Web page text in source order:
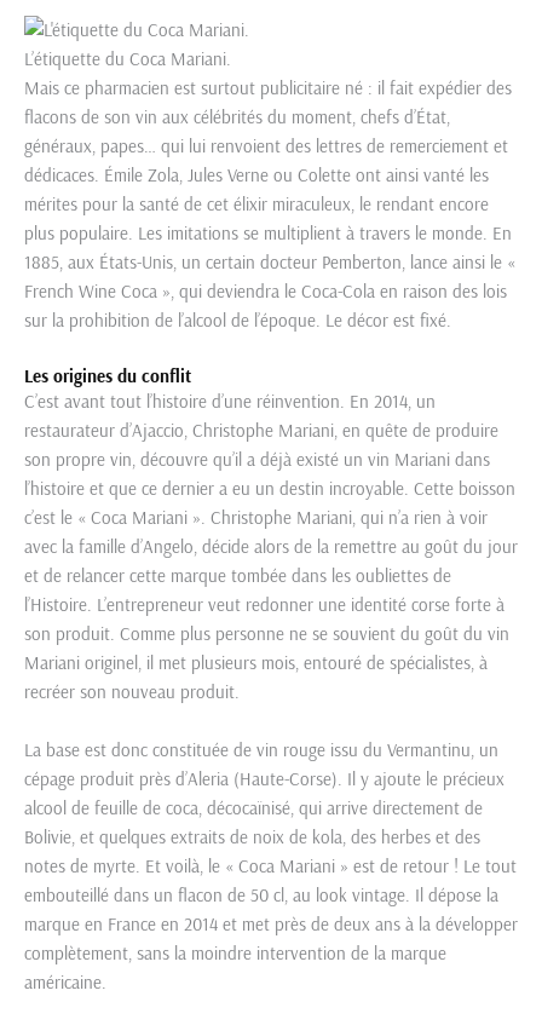
L’étiquette du Coca Mariani.
Mais ce pharmacien est surtout publicitaire né : il fait expédier des
flacons de son vin aux célébrités du moment, chefs d’État,
généraux, papes… qui lui renvoient des lettres de remerciement et
dédicaces. Émile Zola, Jules Verne ou Colette ont ainsi vanté les
mérites pour la santé de cet élixir miraculeux, le rendant encore
plus populaire. Les imitations se multiplient à travers le monde. En
1885, aux États-Unis, un certain docteur Pemberton, lance ainsi le «
French Wine Coca », qui deviendra le Coca-Cola en raison des lois
sur la prohibition de l’alcool de l’époque. Le décor est fixé.
Les origines du conflit
C’est avant tout l’histoire d’une réinvention. En 2014, un
restaurateur d’Ajaccio, Christophe Mariani, en quête de produire
son propre vin, découvre qu’il a déjà existé un vin Mariani dans
l’histoire et que ce dernier a eu un destin incroyable. Cette boisson
c’est le « Coca Mariani ». Christophe Mariani, qui n’a rien à voir
avec la famille d’Angelo, décide alors de la remettre au goût du jour
et de relancer cette marque tombée dans les oubliettes de
l’Histoire. L’entrepreneur veut redonner une identité corse forte à
son produit. Comme plus personne ne se souvient du goût du vin
Mariani originel, il met plusieurs mois, entouré de spécialistes, à
recréer son nouveau produit.
La base est donc constituée de vin rouge issu du Vermantinu, un
cépage produit près d’Aleria (Haute-Corse). Il y ajoute le précieux
alcool de feuille de coca, décocaïnisé, qui arrive directement de
Bolivie, et quelques extraits de noix de kola, des herbes et des
notes de myrte. Et voilà, le « Coca Mariani » est de retour ! Le tout
embouteillé dans un flacon de 50 cl, au look vintage. Il dépose la
marque en France en 2014 et met près de deux ans à la développer
complètement, sans la moindre intervention de la marque
américaine.